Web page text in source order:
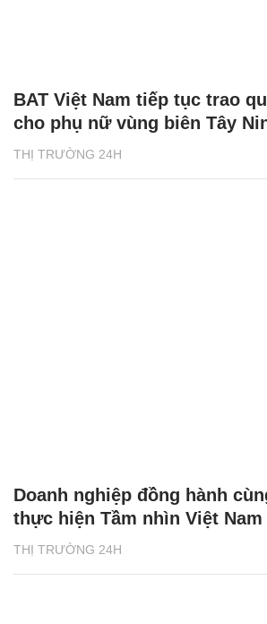
THỊ TRƯỜNG 24H
BAT Việt Nam tiếp tục trao
cho phụ nữ vùng biên Tây
THỊ TRƯỜNG 24H
Doanh nghiệp đồng hành
thực hiện Tầm nhìn Việt Nam